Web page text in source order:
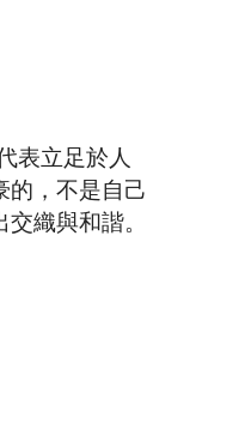
表立足於人
的，不是自己
織與和諧。